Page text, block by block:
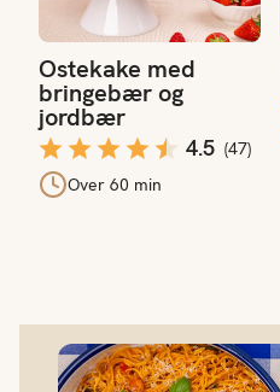
Ostekake med
bringebær og
jordbær
4.5 (47)
Over 60 min